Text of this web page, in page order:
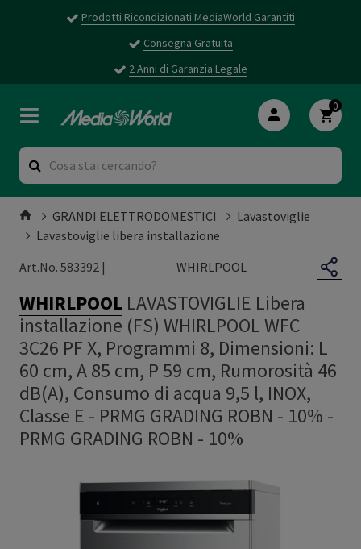
Prodotti Ricondizionati MediaWorld Garantiti
Consegna Gratuita
2 Anni di Garanzia Legale
0
GRANDI ELETTRODOMESTICI
Lavastoviglie
Lavastoviglie libera installazione
Art.No. 583392 |
WHIRLPOOL
WHIRLPOOL LAVASTOVIGLIE Libera
installazione (FS) WHIRLPOOL WFC
3C26 PF X, Programmi 8, Dimensioni: L
60 cm, A 85 cm, P 59 cm, Rumorosità 46
dB(A), Consumo di acqua 9,5 l, INOX,
Classe E - PRMG GRADING ROBN - 10% -
PRMG GRADING ROBN - 10%